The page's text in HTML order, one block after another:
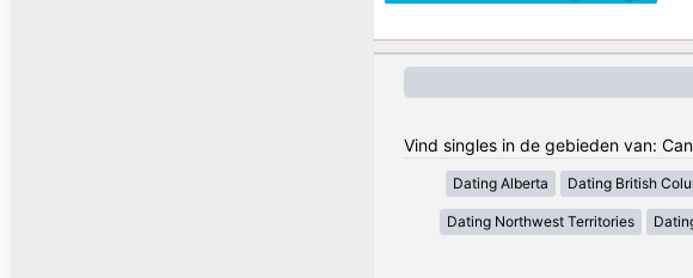
Vind singles in de gebieden van:
Dating Alberta Dating British
Dating Northwest Territories